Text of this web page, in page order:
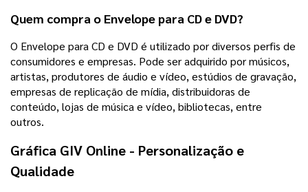
Quem compra o Envelope para CD e DVD?
O Envelope para CD e DVD é utilizado por diversos perfis de
consumidores e empresas. Pode ser adquirido por músicos,
artistas, produtores de áudio e vídeo, estúdios de gravação,
empresas de replicação de mídia, distribuidoras de
conteúdo, lojas de música e vídeo, bibliotecas, entre
outros.
Gráfica GIV Online - Personalização e
Qualidade